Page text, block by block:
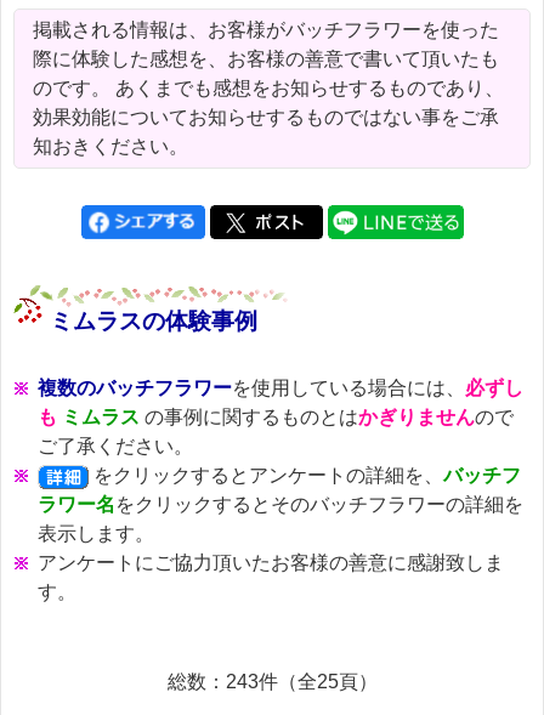
掲載される情報は、お客様がバッチフラワーを使った
際に体験した感想を、お客様の善意で書いて頂いたも
のです。 あくまでも感想をお知らせするものであり、
効果効能についてお知らせするものではない事をご承
知おきください。
ミムラスの体験事例
複数のバッチフラワーを使用している場合には、 必ずし
も ミムラス の事例に関するものとはかぎりませんので
ご了承ください。
をクリックするとアンケートの詳細を、バッチフ
ラワー名 をクリックするとそのバッチフラワーの詳細を
表示します。
アンケートにご協力頂いたお客様の善意に感謝致しま
す。
総数：243件（全25頁）